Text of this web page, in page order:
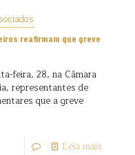
reafirmam que greve
feira, 28, na Câmara
representantes de
que a greve
Leia mais